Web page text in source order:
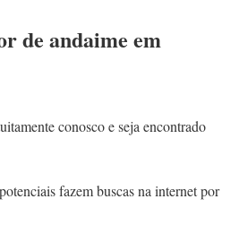
de andaime em
conosco e seja encontrado
fazem buscas na internet por